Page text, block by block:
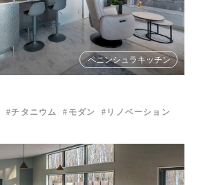
ペニンシュラキッチン
チタニウム モダン リノベーション